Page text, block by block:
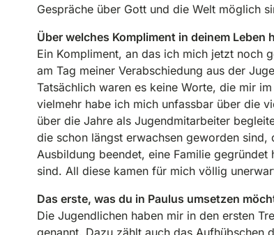
Gespräche über Gott und die Welt möglich
Über welches Kompliment in deinem Leben
Ein Kompliment, an das ich mich jetzt noch
am Tag meiner Verabschiedung aus der
Tatsächlich waren es keine Worte, die mir
vielmehr habe ich mich unfassbar über die
über die Jahre als Jugendmitarbeiter
die schon längst erwachsen geworden sind,
Ausbildung beendet, eine Familie
sind. All diese kamen für mich völlig
Das erste, was du in Paulus umsetzen
Die Jugendlichen haben mir in den ersten
genannt. Dazu zählt auch das Aufhübschen